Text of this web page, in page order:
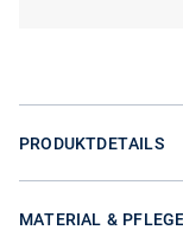
PRODUKTDETAILS
MATERIAL & PFLEGE